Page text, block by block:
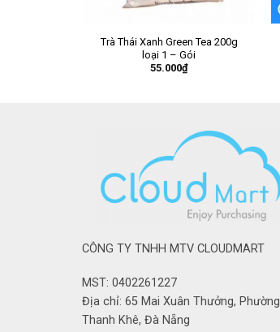
Trà Thái Xanh Green Tea 200g
loại 1 – Gói
55.000₫
CÔNG TY TNHH MTV CLOUDMART
MST: 0402261227
Địa chỉ: 65 Mai Xuân Thưởng, Phường
Thanh Khê, Đà Nẵng